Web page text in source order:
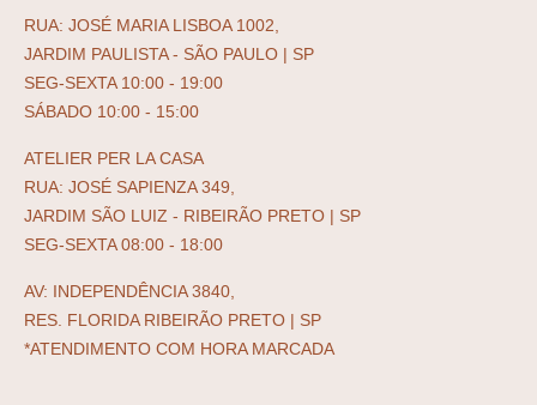
RUA: JOSÉ MARIA LISBOA 1002,
JARDIM PAULISTA - SÃO PAULO | SP
SEG-SEXTA 10:00 - 19:00
SÁBADO 10:00 - 15:00
ATELIER PER LA CASA
RUA: JOSÉ SAPIENZA 349,
JARDIM SÃO LUIZ - RIBEIRÃO PRETO | SP
SEG-SEXTA 08:00 - 18:00
AV: INDEPENDÊNCIA 3840,
RES. FLORIDA RIBEIRÃO PRETO | SP
*ATENDIMENTO COM HORA MARCADA